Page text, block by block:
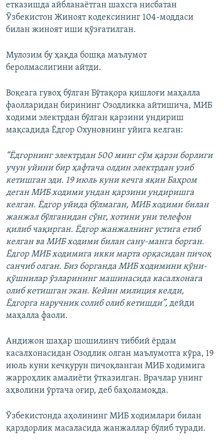
етказишда айбланаётган шахсга нисбатан
Ўзбекистон Жиноят кодексининг 104-моддаси
билан жиноят иши қўзғатилган.
Мулозим бу ҳақда бошқа маълумот
беролмаслигини айтди.
Воқеага гувоҳ бўлган Бўтақора қишлоғи маҳалла
фаолларидан бирининг Озодликка айтишича, МИБ
ходими электрдан бўлган қарзини ундириш
мақсадида Ёдгор Охуновнинг уйига келган:
“Ёдгорнинг электрдан 500 минг сўм қарзи борлиги
учун уйини бир ҳафтача олдин электрдан узиб
кетишган эди. 19 июль куни кечга яқин Баҳром
деган МИБ ходими ундан қарзини ундиришга
келган. Ёдгор уйида бўлмаган, МИБ ходими билан
жанжал бўлганидан сўнг, хотини уни телефон
қилиб чақирган. Ёдгор жанжалнинг устига етиб
келган ва МИБ ходими билан сану-манга борган.
Ёдгор МИБ ходимига икки марта орқасидан пичоқ
санчиб олган. Биз борганда МИБ ходимини қўни-
қўшнилар ўзларининг машинасида касалхонага
олиб кетишган экан. Кейин милиция келди,
Ёдгорга наручник солиб олиб кетишди”, дейди
маҳалла фаоли.
Андижон шаҳар шошилинч тиббий ёрдам
касалхонасидан Озодлик олган маълумотга кўра, 19
июль куни кечқурун пичоқланган МИБ ходимига
жарроҳлик амалиёти ўтказилган. Врачлар унинг
аҳволини ўртача оғир, деб баҳоламоқда.
Ўзбекистонда аҳолининг МИБ ходимлари билан
қарздорлик масаласида жанжаллар бўлиб туради.